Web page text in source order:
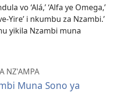
vo ‘Alá,’ ‘Alfa ye Omega,’
Yire’ i nkumbu za Nzambi.’
yikila Nzambi muna
NZ'AMPA
Muna Sono ya